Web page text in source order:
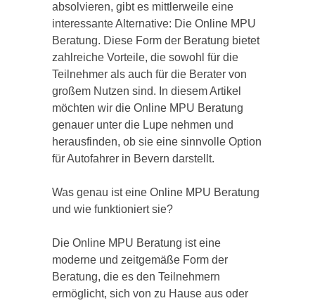
absolvieren, gibt es mittlerweile eine
interessante Alternative: Die Online MPU
Beratung. Diese Form der Beratung bietet
zahlreiche Vorteile, die sowohl für die
Teilnehmer als auch für die Berater von
großem Nutzen sind. In diesem Artikel
möchten wir die Online MPU Beratung
genauer unter die Lupe nehmen und
herausfinden, ob sie eine sinnvolle Option
für Autofahrer in Bevern darstellt.
Was genau ist eine Online MPU Beratung
und wie funktioniert sie?
Die Online MPU Beratung ist eine
moderne und zeitgemäße Form der
Beratung, die es den Teilnehmern
ermöglicht, sich von zu Hause aus oder